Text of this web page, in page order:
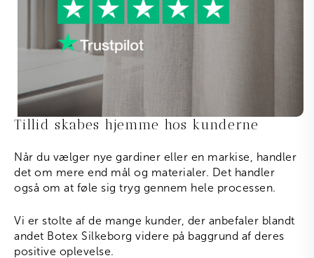
Tillid skabes hjemme hos kunderne
Når du vælger nye gardiner eller en markise, handler
det om mere end mål og materialer. Det handler
også om at føle sig tryg gennem hele processen.
Vi er stolte af de mange kunder, der anbefaler blandt
andet Botex Silkeborg videre på baggrund af deres
positive oplevelse.